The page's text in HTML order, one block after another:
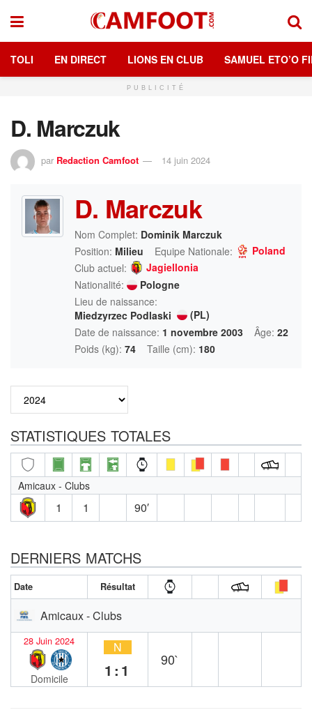
TOLI EN DIRECT LIONS EN CLUB SAMUEL ETO’O
PUBLICITÉ
D. Marczuk
par Redaction Camfoot 14 juin 2024
D. Marczuk
Nom Complet: Dominik Marczuk
Position: Milieu Equipe Nationale:
Poland
Club actuel:
Jagiellonia
Nationalité:
Pologne
Lieu de naissance:
Miedzyrzec Podlaski
(PL)
Date de naissance: 1 novembre 2003 Âge: 22
Poids (kg): 74 Taille (cm): 180
STATISTIQUES TOTALES
Amicaux - Clubs
1 1 90′
DERNIERS MATCHS
Date Résultat
Amicaux - Clubs
28 Juin 2024
Domicile
N
1:1
90`